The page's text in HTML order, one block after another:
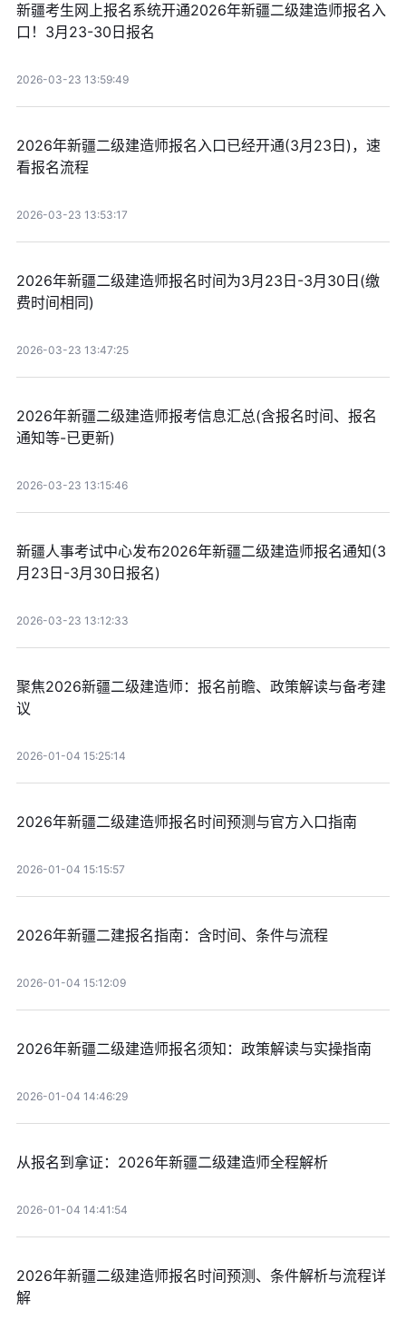
新疆考生网上报名系统开通2026年新疆二级建造师报名入
口！3月23-30日报名
2026-03-23 13:59:49
2026年新疆二级建造师报名入口已经开通(3月23日)，速
看报名流程
2026-03-23 13:53:17
2026年新疆二级建造师报名时间为3月23日-3月30日(缴
费时间相同)
2026-03-23 13:47:25
2026年新疆二级建造师报考信息汇总(含报名时间、报名
通知等-已更新)
2026-03-23 13:15:46
新疆人事考试中心发布2026年新疆二级建造师报名通知(3
月23日-3月30日报名)
2026-03-23 13:12:33
聚焦2026新疆二级建造师：报名前瞻、政策解读与备考建
议
2026-01-04 15:25:14
2026年新疆二级建造师报名时间预测与官方入口指南
2026-01-04 15:15:57
2026年新疆二建报名指南：含时间、条件与流程
2026-01-04 15:12:09
2026年新疆二级建造师报名须知：政策解读与实操指南
2026-01-04 14:46:29
从报名到拿证：2026年新疆二级建造师全程解析
2026-01-04 14:41:54
2026年新疆二级建造师报名时间预测、条件解析与流程详
解